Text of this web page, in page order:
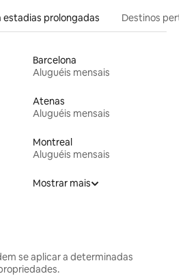
estadias prolongadas Destinos
Barcelona
Aluguéis mensais
Atenas
Aluguéis mensais
Montreal
Aluguéis mensais
Mostrar mais
se aplicar a determinadas